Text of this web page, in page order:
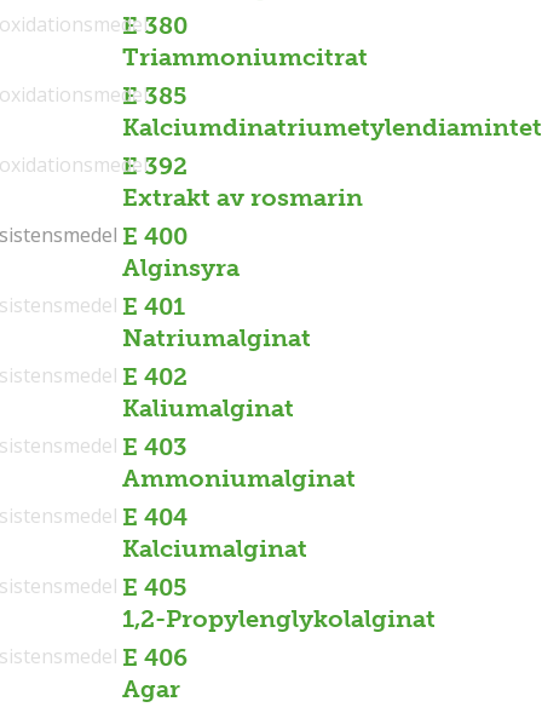
E 380
Triammoniumcitrat
E 385
E 392
Extrakt av rosmarin
E 400
Alginsyra
E 401
Natriumalginat
E 402
Kaliumalginat
E 403
Ammoniumalginat
E 404
Kalciumalginat
E 405
1,2-Propylenglykolalginat
E 406
Agar